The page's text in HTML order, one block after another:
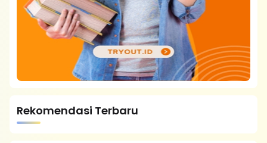
Rekomendasi Terbaru